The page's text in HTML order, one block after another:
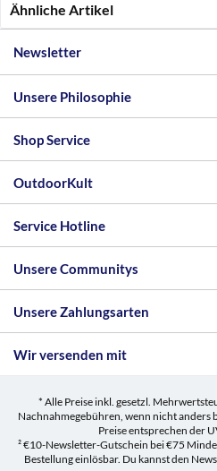
Ähnliche Artikel
Newsletter
Unsere Philosophie
Shop Service
OutdoorKult
Service Hotline
Unsere Communitys
Unsere Zahlungsarten
Wir versenden mit
* Alle Preise inkl. gesetzl.
Nachnahmegebühren, wenn nicht anders
Preise entsprechen der
² €10-Newsletter-Gutschein bei €75
Bestellung einlösbar. Du kannst den